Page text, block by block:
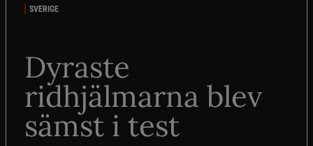
SVERIGE
Dyraste
ridhjälmarna blev
sämst i test